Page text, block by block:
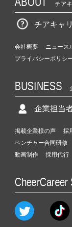
チア
チアキャ
会社概要 ニュース
プライバシーポリシ
BUSINESS
企業担当
掲載企業様の声 採
ベンチャー合同研修
動画制作
採用代行
CheerCareer